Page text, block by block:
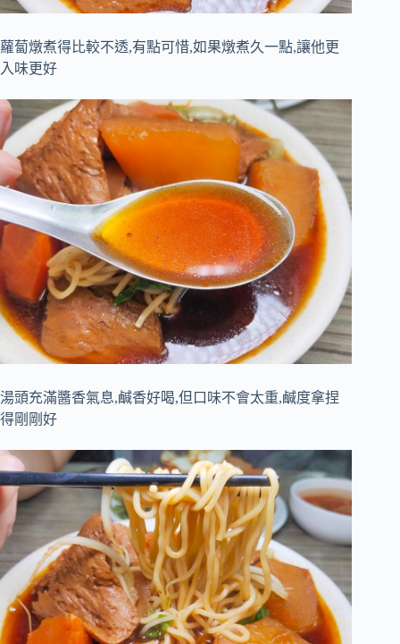
蘿蔔燉煮得比較不透,有點可惜,如果燉煮久一點,讓他更
入味更好
湯頭充滿醬香氣息,鹹香好喝,但口味不會太重,鹹度拿捏
得剛剛好